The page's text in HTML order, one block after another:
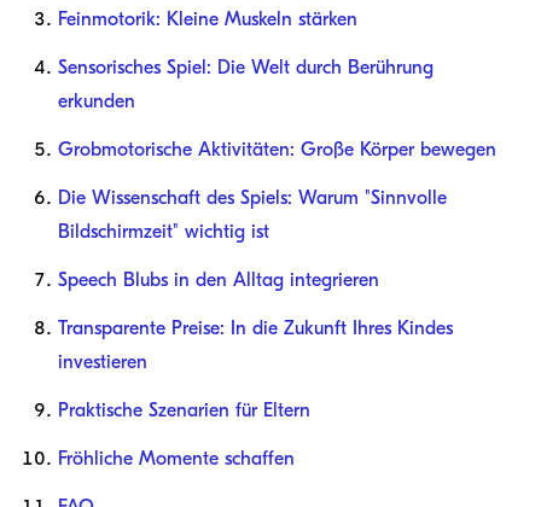
Feinmotorik: Kleine Muskeln stärken
Sensorisches Spiel: Die Welt durch Berührung
erkunden
Grobmotorische Aktivitäten: Große Körper bewegen
Die Wissenschaft des Spiels: Warum "Sinnvolle
Bildschirmzeit" wichtig ist
Speech Blubs in den Alltag integrieren
Transparente Preise: In die Zukunft Ihres Kindes
investieren
Praktische Szenarien für Eltern
Fröhliche Momente schaffen